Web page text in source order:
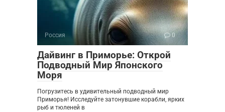
Россия 0
Дайвинг в Приморье: Открой
Подводный Мир Японского
Моря
Погрузитесь в удивительный подводный мир
Приморья! Исследуйте затонувшие корабли, ярких
рыб и тюленей в